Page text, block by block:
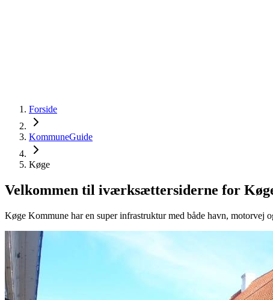
Forside
KommuneGuide
Køge
Velkommen til iværksættersiderne for
Køge Kommune har en super infrastruktur med både havn, motorvej